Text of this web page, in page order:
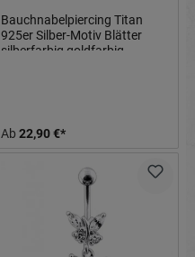
Bauchnabelpiercing Titan
925er Silber-Motiv Blätter
silberfarbig goldfarbig
Ab 22,90 €*